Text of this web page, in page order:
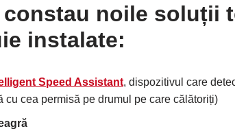
constau noile soluții
instalate:
Speed ​​​​Assistant, dispozitivul care
cu cea permisă pe drumul pe care călătoriți)